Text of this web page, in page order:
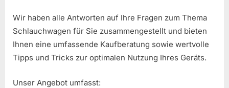
Wir haben alle Antworten auf Ihre Fragen zum Thema
Schlauchwagen für Sie zusammengestellt und bieten
Ihnen eine umfassende Kaufberatung sowie wertvolle
Tipps und Tricks zur optimalen Nutzung Ihres Geräts.
Unser Angebot umfasst: